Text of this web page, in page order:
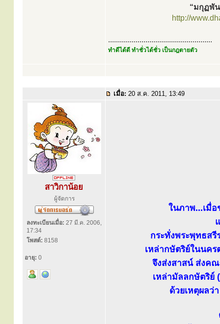
“มกุฏพัน
http://
.....................................................
ทำดีได้ดี ทำชั่วได้ชั่ว เป็นกฎตายตัว
เมื่อ: 20 ส.ค. 2011, 13:49
สาวิกาน้อย
ผู้จัดการ
ลงทะเบียนเมื่อ: 27 มี.ค. 2006,
17:34
โพสต์: 8158
อายุ: 0
ในภาพ...เมื่
กระทั่งพระพุทธสรี
เหล่ากษัตริย์ในนคร
จึงส่งสาสน์ ส่งค
เหล่ามัลลกษัตริย์
ด้วยเหตุผลว่